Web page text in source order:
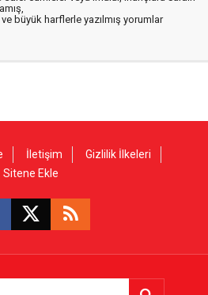
büyük harflerle yazılmış yorumlar
İletişim
Gizlilik İlkeleri
Sitene Ekle